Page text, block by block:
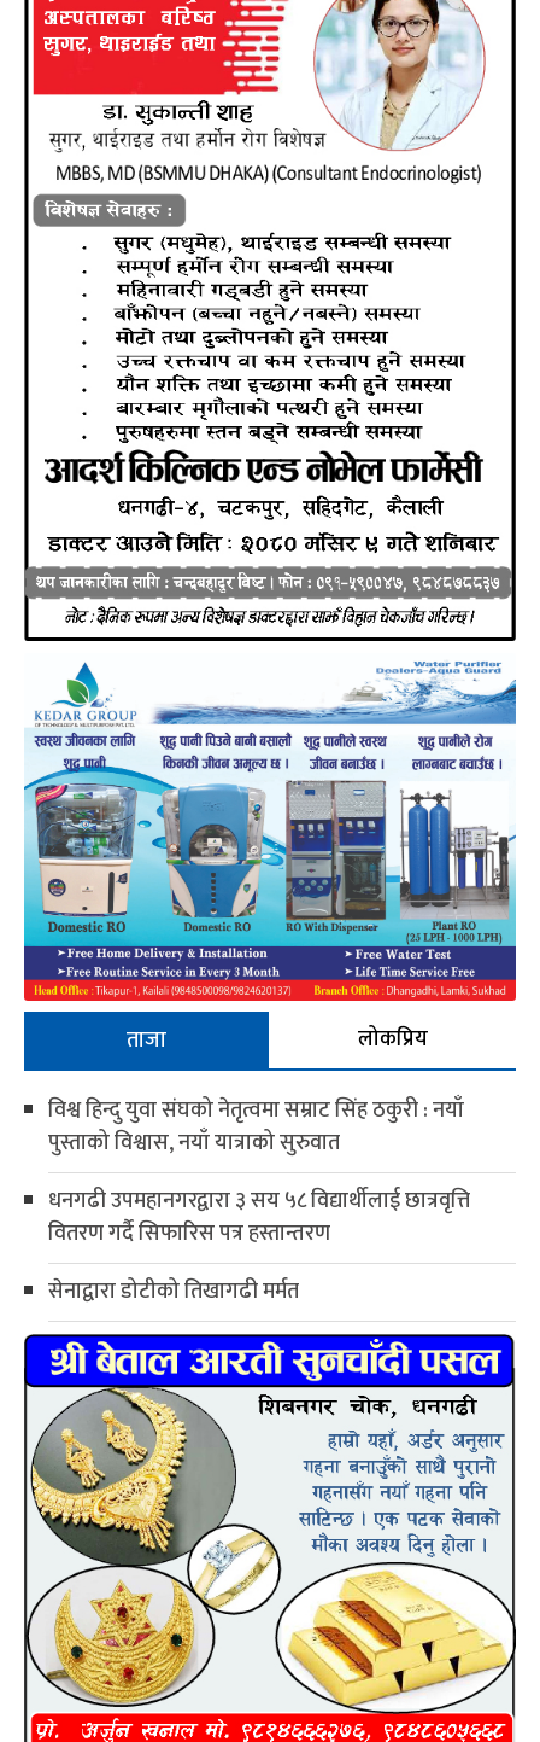
ताजा
लोकप्रिय
विश्व हिन्दु युवा संघको नेतृत्वमा सम्राट सिंह ठकुरी : नयाँ
पुस्ताको विश्वास, नयाँ यात्राको सुरुवात
धनगढी उपमहानगरद्वारा ३ सय ५८ विद्यार्थीलाई छात्रवृत्ति
वितरण गर्दै सिफारिस पत्र हस्तान्तरण
सेनाद्वारा डोटीको तिखागढी मर्मत